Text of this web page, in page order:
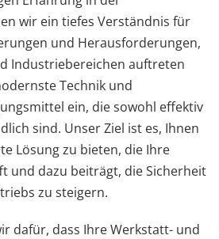
wir ein tiefes Verständnis für
und Herausforderungen,
Industriebereichen auftreten
Technik und
ein, die sowohl effektiv
sind. Unser Ziel ist es, Ihnen
Lösung zu bieten, die Ihre
und dazu beiträgt, die Sicherheit
zu steigern.
dafür, dass Ihre Werkstatt- und